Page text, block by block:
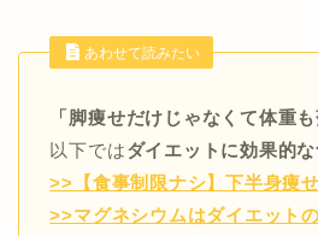
あわせて読みたい
「脚痩せだけじゃなくて体重
以下ではダイエットに効果的
>>【食事制限ナシ】下半身痩
>>マグネシウムはダイエット